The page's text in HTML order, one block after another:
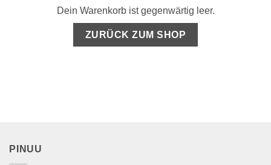
Dein Warenkorb ist gegenwärtig leer.
ZURÜCK ZUM SHOP
PINUU